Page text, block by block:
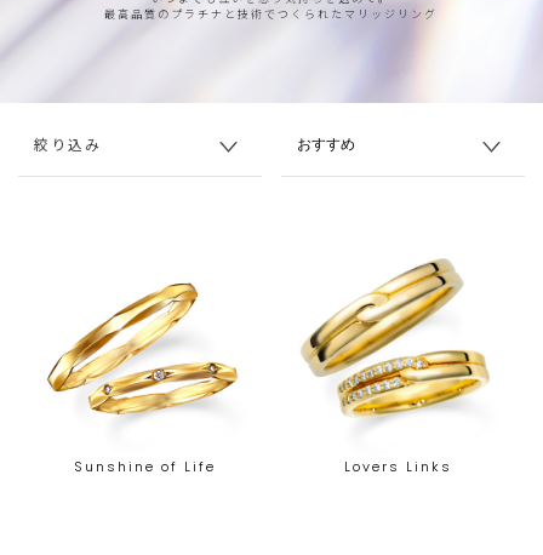
最高品質のプラチナと技術でつくられたマリッジリング
絞り込み
Sunshine of Life Lovers Links